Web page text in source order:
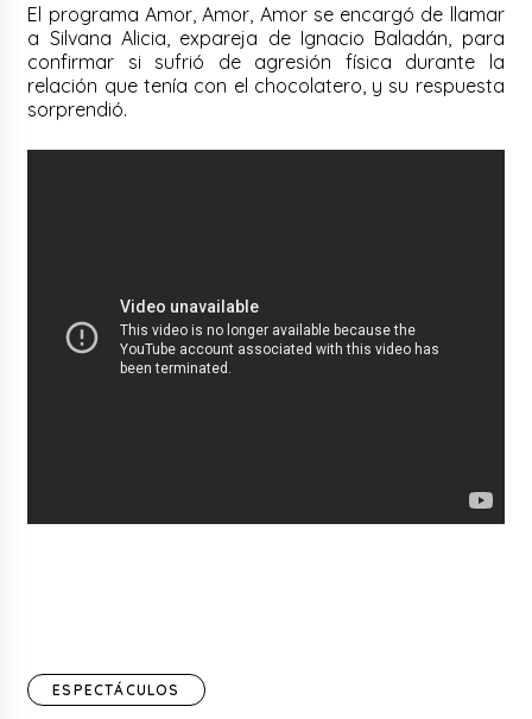
El programa Amor, Amor, Amor se encargó de llamar
a Silvana Alicia, expareja de Ignacio Baladán, para
confirmar si sufrió de agresión física durante la
relación que tenía con el chocolatero, y su respuesta
sorprendió.
ESPECTÁCULOS